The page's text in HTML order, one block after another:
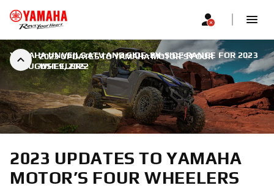
2023 UPDATES TO YAMAHA MOTOR’S FOUR
WHEELERS
YAMAHA UNVEILS ATV AND SIDE-BY-SIDE RANGE FOR 2023
AUGUST 9, 2022
2023 UPDATES TO YAMAHA
MOTOR’S FOUR WHEELERS